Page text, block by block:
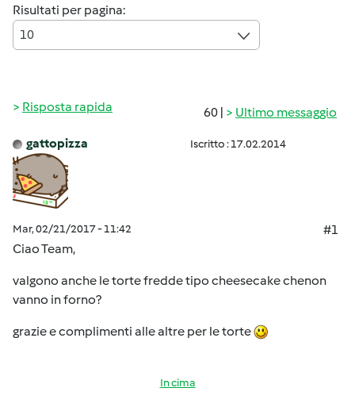
Risultati per pagina:
10
60 | Ultimo messaggio
Risposta rapida
gattopizza Iscritto : 17.02.2014
Mar, 02/21/2017 - 11:42
#1
Ciao Team,
valgono anche le torte fredde tipo cheesecake chenon
vanno in forno?
grazie e complimenti alle altre per le torte
In cima